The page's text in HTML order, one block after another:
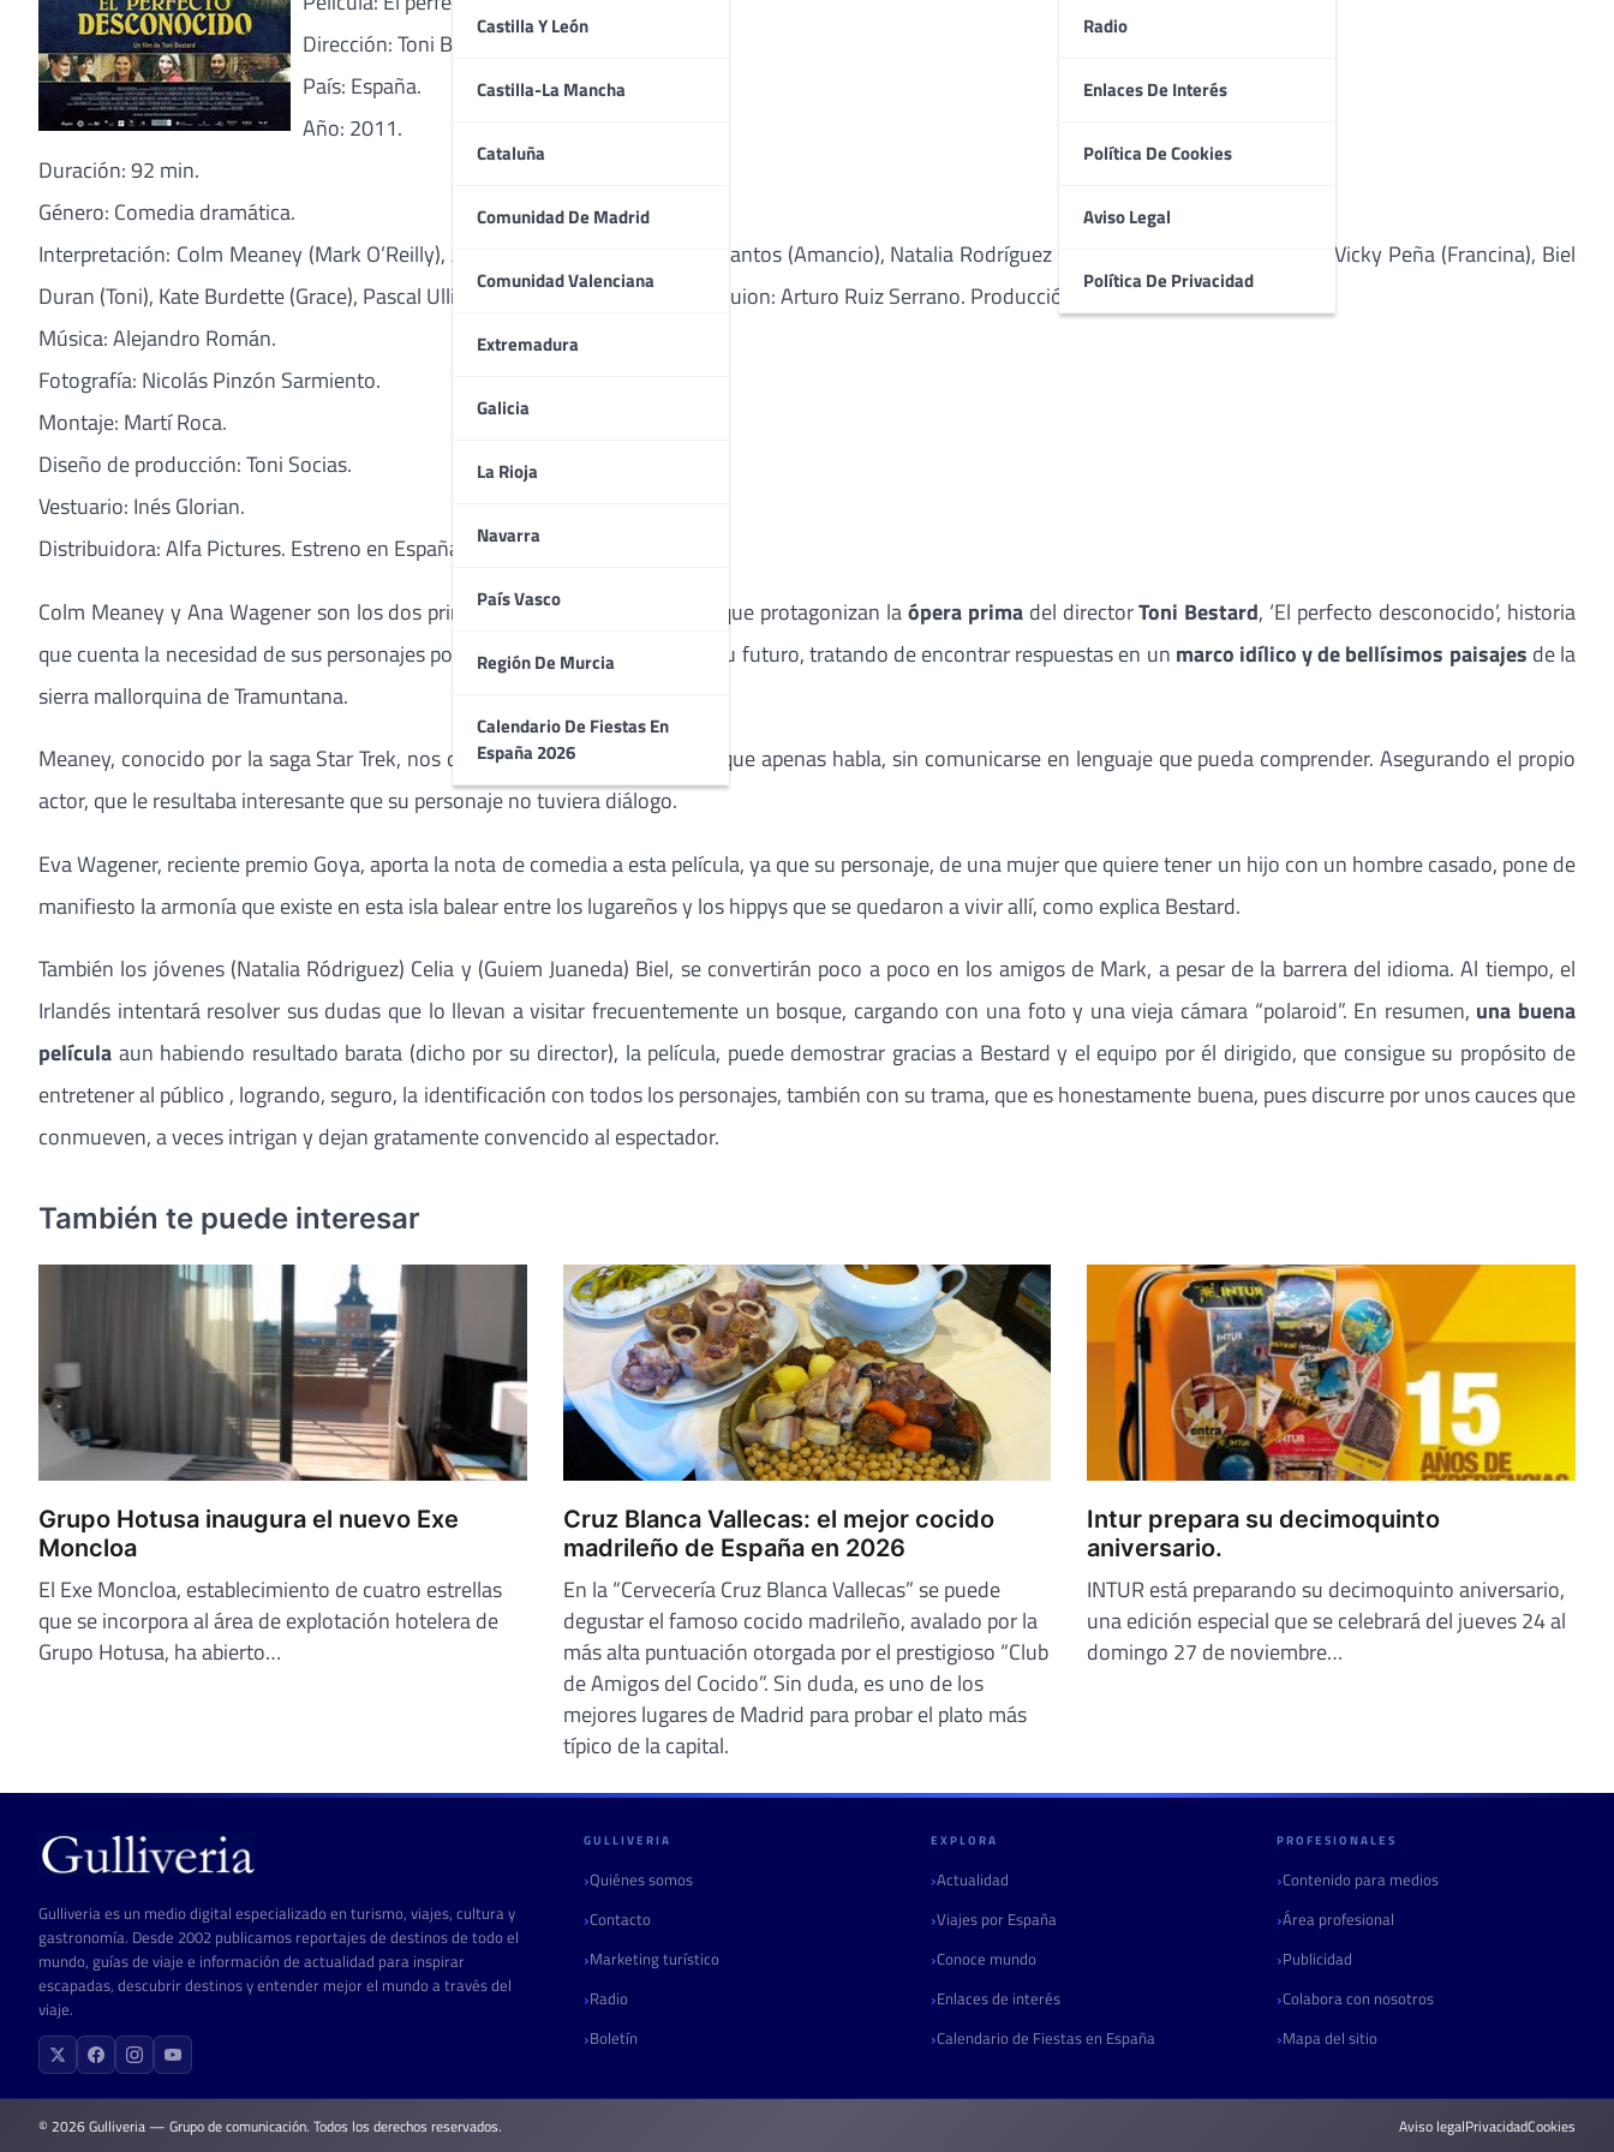
Castilla Y León
Castilla-La Mancha
Cataluña
Comunidad De Madrid
Comunidad Valenciana
Extremadura
Galicia
La Rioja
Navarra
País Vasco
Región De Murcia
Calendario De Fiestas En
España 2026
Radio
Enlaces De Interés
Política De Cookies
Aviso Legal
Política De Privacidad
Dirección: Toni Bestard.
País: España.
Año: 2011.
Duración: 92 min.
Género: Comedia dramática.
Interpretación: Colm Meaney (Mark O’Reilly), Ana Wagener (Isabel), Carlos Santos (Amancio), Natalia Rodríguez (Celia), Guillem Juaneda (Biel), Vicky Peña (Francina), Biel
Duran (Toni), Kate Burdette (Grace), Pascal Ulli (Klaus), Santi Pons (Tomeu). Guion: Arturo Ruiz Serrano. Producción: Miquel Verd.
Música: Alejandro Román.
Fotografía: Nicolás Pinzón Sarmiento.
Montaje: Martí Roca.
Diseño de producción: Toni Socias.
Vestuario: Inés Glorian.
Distribuidora: Alfa Pictures. Estreno en España: 23 Marzo 2012.
Colm Meaney y Ana Wagener son los dos principales actores, entre otros, que protagonizan laópera prima del directorToni Bestard, ‘El perfecto desconocido’, historia
que cuenta la necesidad de sus personajes por poner en orden sus vidas y su futuro, tratando de encontrar respuestas en un marco idílico y de bellísimos paisajes de la
sierra mallorquina de Tramuntana.
Meaney, conocido por la saga Star Trek, nos deleita aquí con un personaje que apenas habla, sin comunicarse en lenguaje que pueda comprender. Asegurando el propio
actor, que le resultaba interesante que su personaje no tuviera diálogo.
Eva Wagener, reciente premio Goya, aporta la nota de comedia a esta película, ya que su personaje, de una mujer que quiere tener un hijo con un hombre casado, pone de
manifiesto la armonía que existe en esta isla balear entre los lugareños y los hippys que se quedaron a vivir allí, como explica Bestard.
También los jóvenes (Natalia Ródriguez) Celia y (Guiem Juaneda) Biel, se convertirán poco a poco en los amigos de Mark, a pesar de la barrera del idioma. Al tiempo, el
Irlandés intentará resolver sus dudas que lo llevan a visitar frecuentemente un bosque, cargando con una foto y una vieja cámara “polaroid”. En resumen, una buena
película aun habiendo resultado barata (dicho por su director), la película, puede demostrar gracias a Bestard y el equipo por él dirigido, que consigue su propósito de
entretener al público , logrando, seguro, la identificación con todos los personajes, también con su trama, que es honestamente buena, pues discurre por unos cauces que
conmueven, a veces intrigan y dejan gratamente convencido al espectador.
También te puede interesar
Grupo Hotusa inaugura el nuevo Exe
Moncloa
El Exe Moncloa, establecimiento de cuatro estrellas
que se incorpora al área de explotación hotelera de
Grupo Hotusa, ha abierto…
Cruz Blanca Vallecas: el mejor cocido
madrileño de España en 2026
En la “Cervecería Cruz Blanca Vallecas” se puede
degustar el famoso cocido madrileño, avalado por la
más alta puntuación otorgada por el prestigioso “Club
de Amigos del Cocido”. Sin duda, es uno de los
mejores lugares de Madrid para probar el plato más
típico de la capital.
Intur prepara su decimoquinto
aniversario.
INTUR está preparando su decimoquinto aniversario,
una edición especial que se celebrará del jueves 24 al
domingo 27 de noviembre…
Gulliveria es un medio digital especializado en turismo, viajes, cultura y
gastronomía. Desde 2002 publicamos reportajes de destinos de todo el
mundo, guías de viaje e información de actualidad para inspirar
escapadas, descubrir destinos y entender mejor el mundo a través del
viaje.
GULLIVERIA
Quiénes somos
Contacto
Marketing turístico
Radio
Boletín
EXPLORA
Actualidad
Viajes por España
Conoce mundo
Enlaces de interés
Calendario de Fiestas en España
PROFESIONALES
Contenido para medios
Área profesional
Publicidad
Colabora con nosotros
Mapa del sitio
© 2026 Gulliveria — Grupo de comunicación. Todos los derechos reservados. Aviso legalPrivacidadCookies